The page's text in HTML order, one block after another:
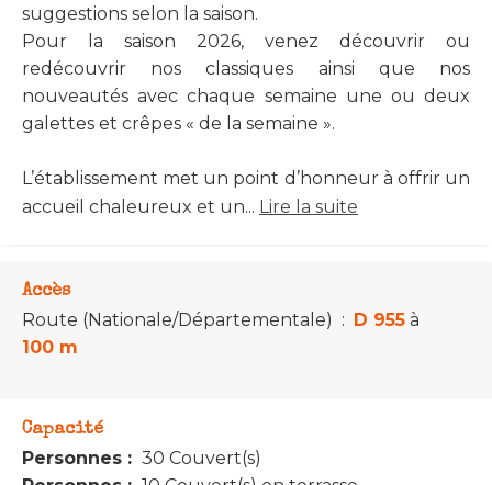
suggestions selon la saison.
Pour la saison 2026, venez découvrir ou
redécouvrir nos classiques ainsi que nos
nouveautés avec chaque semaine une ou deux
galettes et crêpes « de la semaine ».
L’établissement met un point d’honneur à offrir un
accueil chaleureux et un... Lire la suite
Accès
Route (Nationale/Départementale) : D 955 à
100 m
Capacité
Personnes : 30 Couvert(s)